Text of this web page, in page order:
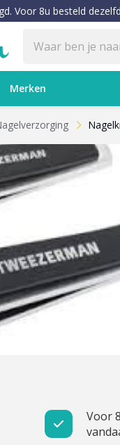
Voor 8u besteld
Merken
News
Voor